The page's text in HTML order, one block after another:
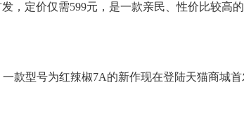
，定价仅需599元，是一款亲民、性价比较高的
款型号为红辣椒7A的新作现在登陆天猫商城首